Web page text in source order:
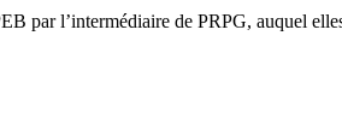
par l’intermédiaire de PRPG, auquel